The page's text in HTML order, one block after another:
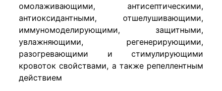
омолаживающими, антисептическими,
антиоксидантными, отшелушивающими,
иммуномоделирующими, защитными,
увлажняющими, регенерирующими,
разогревающими и стимулирующими
кровоток свойствами, а также репеллентным
действием